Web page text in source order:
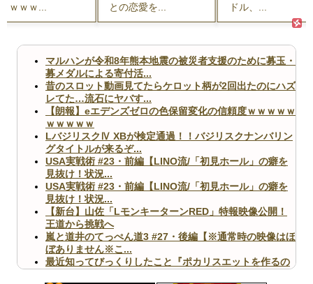
との恋愛を...
ドル、...
マルハンが令和8年熊本地震の被災者支援のために募玉・
募メダルによる寄付活...
昔のスロット動画見てたらケロット柄が2回出たのにハズ
レてた…流石にヤバす...
【朗報】eエデンズゼロの色保留変化の信頼度ｗｗｗｗｗ
ｗｗｗｗｗ
LバジリスクⅣ XBが検定通過！！バジリスクナンバリン
グタイトルが来るぞ...
USA実戦術 #23・前編【LINO流/「初見ホール」の癖を
見抜け！状況...
USA実戦術 #23・前編【LINO流/「初見ホール」の癖を
見抜け！状況...
【新台】山佐「LモンキーターンRED」特報映像公開！
王道から挑戦へ
嵐と道井のてっぺん道3 #27・後編【※通常時の映像はほ
ぼありません※こ...
最近知ってびっくりしたこと『ポカリスエットを作るの